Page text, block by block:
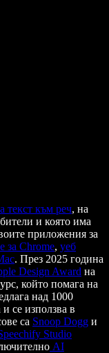
текст към реч, на
и която има
приложения за
за Chrome, уеб
. През 2025 година
Design Award на
който помага на
над 1000
се използва в
са Snoop Dogg и
Studio
AI